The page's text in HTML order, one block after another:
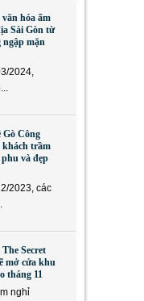
hóa ẩm
Sài Gòn từ
ngập mặn
2024,
Gò Công
khách trầm
và đẹp
2023, các
Secret
mở cửa khu
tháng 11
nghỉ